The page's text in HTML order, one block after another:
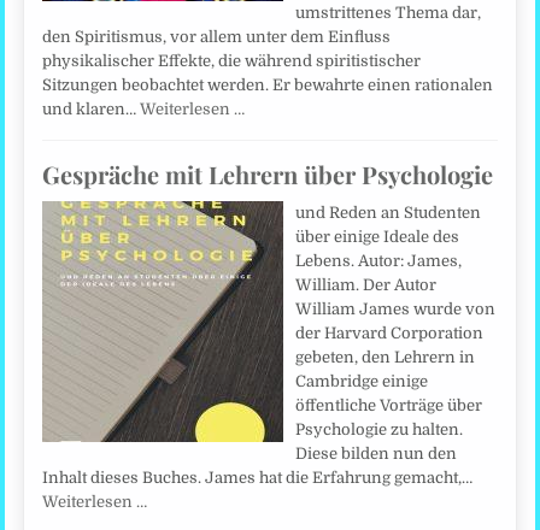
umstrittenes Thema dar,
den Spiritismus, vor allem unter dem Einfluss
physikalischer Effekte, die während spiritistischer
Sitzungen beobachtet werden. Er bewahrte einen rationalen
und klaren…Weiterlesen …
Gespräche mit Lehrern über Psychologie
und Reden an Studenten
über einige Ideale des
Lebens. Autor: James,
William. Der Autor
William James wurde von
der Harvard Corporation
gebeten, den Lehrern in
Cambridge einige
öffentliche Vorträge über
Psychologie zu halten.
Diese bilden nun den
Inhalt dieses Buches. James hat die Erfahrung gemacht,…
Weiterlesen …